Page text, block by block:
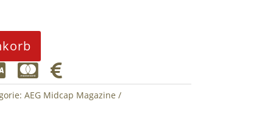
 
AEG Midcap Magazine